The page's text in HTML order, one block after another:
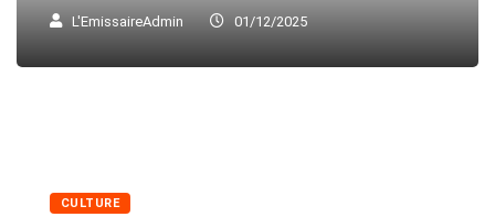
L'EmissaireAdmin 01/12/2025
CULTURE